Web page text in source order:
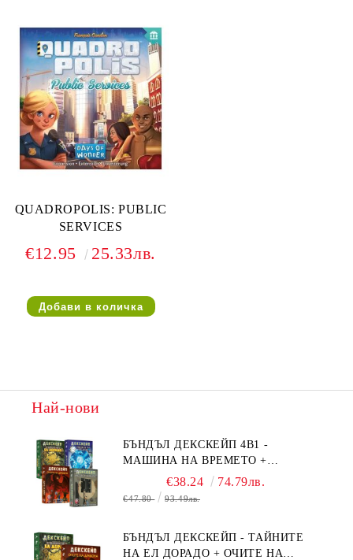
QUADROPOLIS: PUBLIC
SERVICES
€12.95 25.33лв.
Най-нови
БЪНДЪЛ ДЕКСКЕЙП 4В1 -
МАШИНА НА ВРЕМЕТО +
БЯГСТВО ОТ АЛКАТРАЗ +
ТАЙНИТЕ НА ЕЛ ДОРАДО +
€38.24 74.79лв.
€47.80 93.49лв.
БЪНДЪЛ ДЕКСКЕЙП - ТАЙНИТЕ
НА ЕЛ ДОРАДО + ОЧИТЕ НА